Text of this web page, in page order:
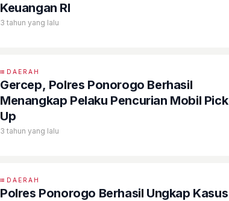
Keuangan RI
3 tahun yang lalu
DAERAH
Gercep, Polres Ponorogo Berhasil
Menangkap Pelaku Pencurian Mobil Pick
Up
3 tahun yang lalu
DAERAH
Polres Ponorogo Berhasil Ungkap Kasus